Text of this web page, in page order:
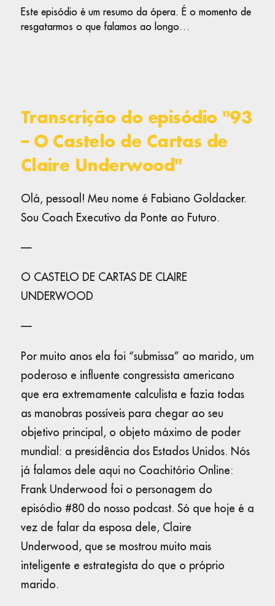
Este episódio é um resumo da ópera. É o momento de
resgatarmos o que falamos ao longo…
Transcrição do episódio "93
– O Castelo de Cartas de
Claire Underwood"
Olá, pessoal! Meu nome é Fabiano Goldacker.
Sou Coach Executivo da Ponte ao Futuro.
—
O CASTELO DE CARTAS DE CLAIRE
UNDERWOOD
—
Por muito anos ela foi “submissa” ao marido, um
poderoso e influente congressista americano
que era extremamente calculista e fazia todas
as manobras possíveis para chegar ao seu
objetivo principal, o objeto máximo de poder
mundial: a presidência dos Estados Unidos. Nós
já falamos dele aqui no Coachitório Online:
Frank Underwood foi o personagem do
episódio #80 do nosso podcast. Só que hoje é a
vez de falar da esposa dele, Claire
Underwood, que se mostrou muito mais
inteligente e estrategista do que o próprio
marido.